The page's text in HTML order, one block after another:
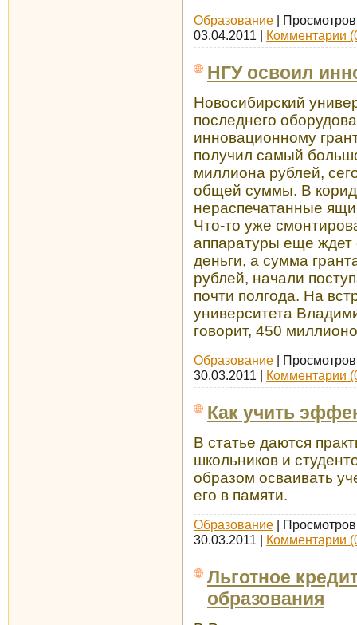
Образование |
03.04.2011 | Комментарии
НГУ освоил
Новосибирский
последнего
инновационному
получил самый
миллиона рублей,
общей суммы. В
нераспечатанные
Что-то уже
аппаратуры еще
деньги, а сумма
рублей, начали
почти полгода. На
университета
говорит, 450
Образование |
30.03.2011 | Комментарии
Как учить
В статье даются
школьников и
образом осваивать
его в памяти.
Образование |
30.03.2011 | Комментарии
Льготное
образования